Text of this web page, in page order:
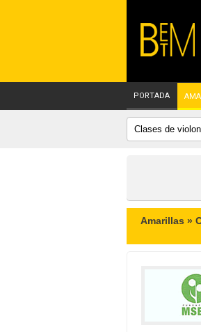
PORTADA
Amarillas »